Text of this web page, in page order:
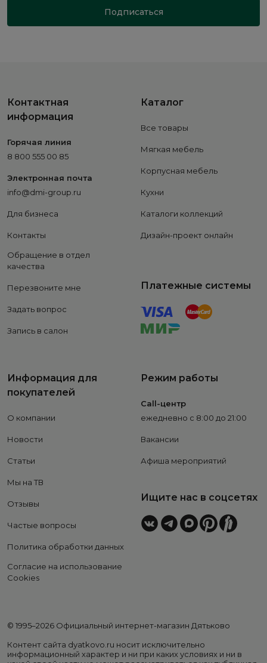
Подписаться
Контактная
информация
Горячая линия
8 800 555 00 85
Электронная почта
info@dmi-group.ru
Для бизнеса
Контакты
Обращение в отдел
качества
Перезвоните мне
Задать вопрос
Запись в салон
Каталог
Все товары
Мягкая мебель
Корпусная мебель
Кухни
Каталоги коллекций
Дизайн-проект онлайн
Платежные системы
Информация для
покупателей
О компании
Новости
Статьи
Мы на ТВ
Отзывы
Частые вопросы
Политика обработки данных
Согласие на использование
Cookies
Режим работы
Call-центр
ежедневно с 8:00 до 21:00
Вакансии
Афиша мероприятий
Ищите нас в соцсетях
© 1995–2026 Официальный интернет-магазин Дятьково
Контент сайта dyatkovo.ru носит исключительно
информационный характер и ни при каких условиях и ни в